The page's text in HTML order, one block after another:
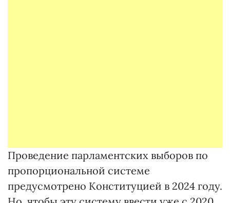
Проведение парламентских выборов по
пропорциональной системе
предусмотрено Конституцией в 2024 году.